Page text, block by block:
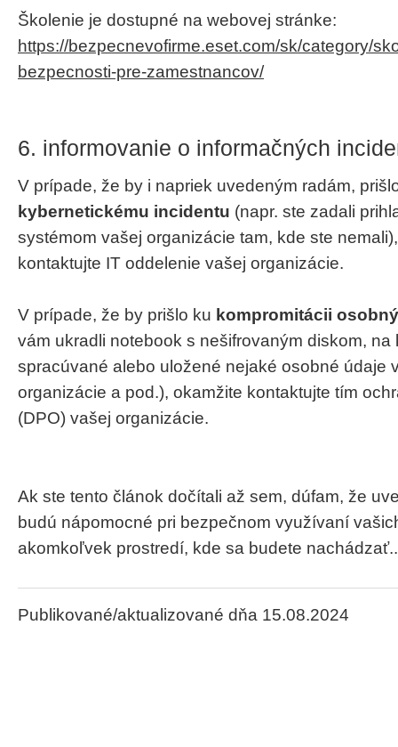
Školenie je dostupné na webovej stránke:
https://bezpecnevofirme.eset.com/sk/category/
bezpecnosti-pre-zamestnancov/
6. informovanie o informačných
V prípade, že by i napriek uvedeným radám,
kybernetickému incidentu (napr. ste zadali
systémom vašej organizácie tam, kde ste
kontaktujte IT oddelenie vašej organizácie.
V prípade, že by prišlo ku kompromitácii
vám ukradli notebook s nešifrovaným diskom, na
spracúvané alebo uložené nejaké osobné údaje
organizácie a pod.), okamžite kontaktujte tím
(DPO) vašej organizácie.
Ak ste tento článok dočítali až sem, dúfam, že
budú nápomocné pri bezpečnom využívaní
akomkoľvek prostredí, kde sa budete
Publikované/aktualizované dňa 15.08.2024